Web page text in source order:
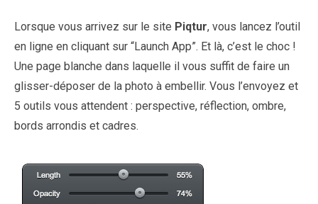
Lorsque vous arrivez sur le site Piqtur, vous lancez l’outil
en ligne en cliquant sur “Launch App”. Et là, c’est le choc !
Une page blanche dans laquelle il vous suffit de faire un
glisser-déposer de la photo à embellir. Vous l’envoyez et
5 outils vous attendent : perspective, réflection, ombre,
bords arrondis et cadres.